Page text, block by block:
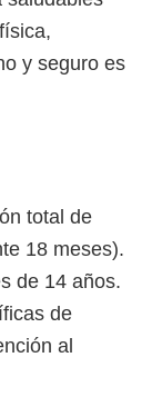
y seguro es
total de
18 meses).
de 14 años.
de
al